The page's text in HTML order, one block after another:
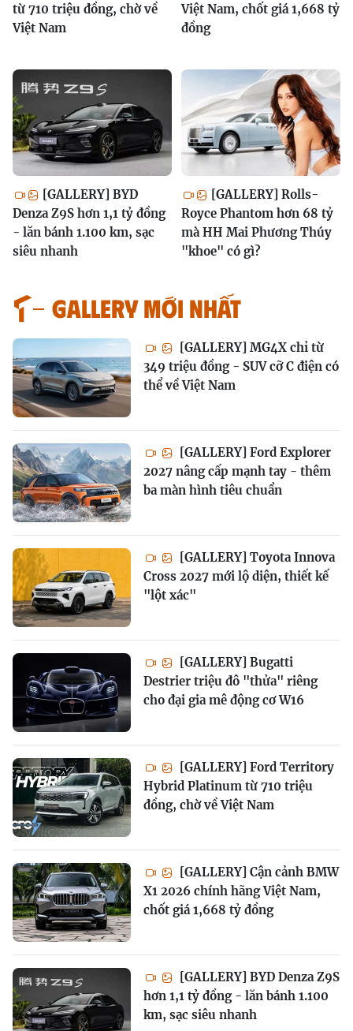
từ 710 triệu đồng, chờ về
Việt Nam
Việt Nam, chốt giá 1,668 tỷ
đồng
[GALLERY] BYD
Denza Z9S hơn 1,1 tỷ đồng
- lăn bánh 1.100 km, sạc
siêu nhanh
[GALLERY] Rolls-
Royce Phantom hơn 68 tỷ
mà HH Mai Phương Thúy
"khoe" có gì?
GALLERY MỚI NHẤT
[GALLERY] MG4X chỉ từ
349 triệu đồng - SUV cỡ C điện có
thể về Việt Nam
[GALLERY] Ford Explorer
2027 nâng cấp mạnh tay - thêm
ba màn hình tiêu chuẩn
[GALLERY] Toyota Innova
Cross 2027 mới lộ diện, thiết kế
"lột xác"
[GALLERY] Bugatti
Destrier triệu đô "thửa" riêng
cho đại gia mê động cơ W16
[GALLERY] Ford Territory
Hybrid Platinum từ 710 triệu
đồng, chờ về Việt Nam
[GALLERY] Cận cảnh BMW
X1 2026 chính hãng Việt Nam,
chốt giá 1,668 tỷ đồng
[GALLERY] BYD Denza Z9S
hơn 1,1 tỷ đồng - lăn bánh 1.100
km, sạc siêu nhanh